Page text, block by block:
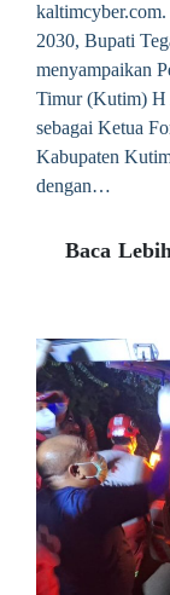
2030, Bupati
menyampaikan
Timur (Kutim) H
sebagai Ketua
Kabupaten
dengan…
Baca